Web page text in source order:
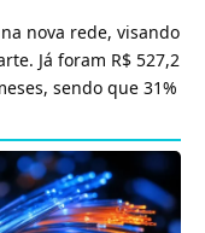
nova rede, visando
Já foram R$ 527,2
sendo que 31%